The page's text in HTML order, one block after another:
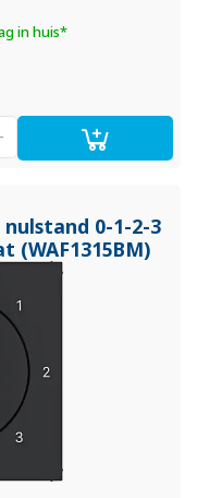
in huis*
0-1-2-3
(WAF1315BM)